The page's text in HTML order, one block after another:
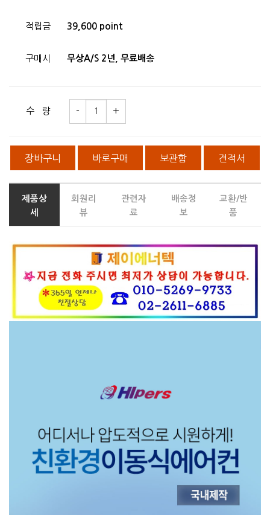
적립금 39,600 point
구매시 무상A/S 2년, 무료배송
수 량
장바구니 바로구매 보관함 견적서
제품상
세
회원리
뷰
관련자
료
배송정
보
교환/반
품